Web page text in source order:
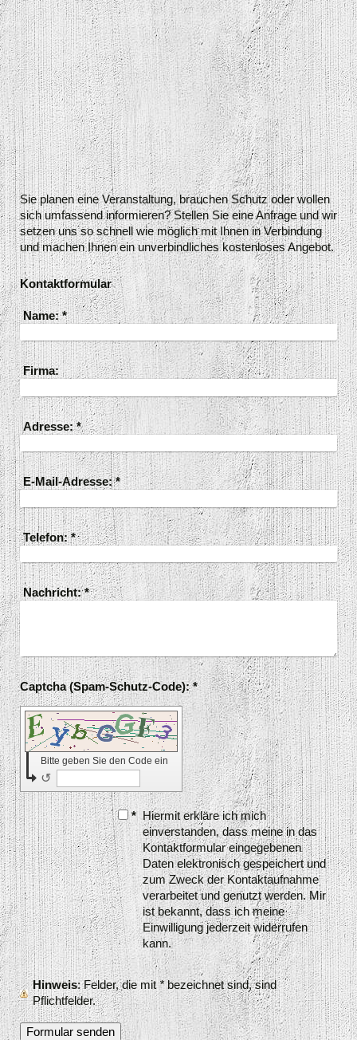
Sie planen eine Veranstaltung, brauchen Schutz oder wollen
sich umfassend informieren? Stellen Sie eine Anfrage und wir
setzen uns so schnell wie möglich mit Ihnen in Verbindung
und machen Ihnen ein unverbindliches kostenloses Angebot.
Kontaktformular
Name:*
Firma:
Adresse:*
E-Mail-Adresse:*
Telefon:*
Nachricht:*
Captcha (Spam-Schutz-Code): *
Bitte geben Sie den Code ein
↺
* Hiermit erkläre ich mich
einverstanden, dass meine in das
Kontaktformular eingegebenen
Daten elektronisch gespeichert und
zum Zweck der Kontaktaufnahme
verarbeitet und genutzt werden. Mir
ist bekannt, dass ich meine
Einwilligung jederzeit widerrufen
kann.
Hinweis : Felder, die mit*bezeichnet sind, sind
Pflichtfelder.